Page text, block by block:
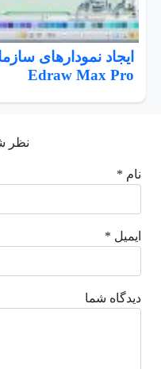
ایجاد نمودارهای
Edraw Max Pro
نظر
نام *
ایمیل *
دیدگاه شما